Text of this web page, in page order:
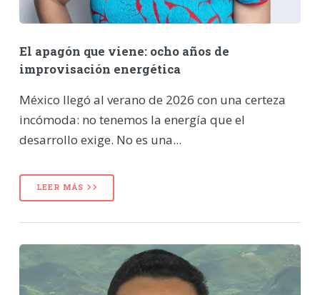
El apagón que viene: ocho años de
improvisación energética
México llegó al verano de 2026 con una certeza
incómoda: no tenemos la energía que el
desarrollo exige. No es una...
LEER MÁS